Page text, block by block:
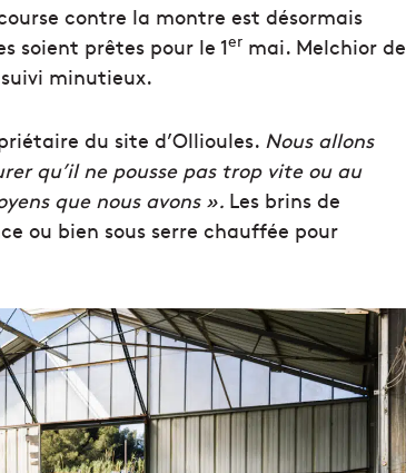
contre la montre est désormais
soient prêtes pour le 1er mai. Melchior de
minutieux.
du site d’Ollioules. Nous allons
qu’il ne pousse pas trop vite ou au
que nous avons ». Les brins de
ou bien sous serre chauffée pour